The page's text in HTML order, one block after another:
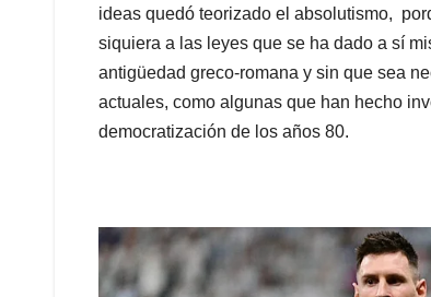
ideas quedó teorizado el absolutismo,
siquiera a las leyes que se ha dado a sí
antigüedad greco-romana y sin que sea
actuales, como algunas que han hecho
democratización de los años 80.